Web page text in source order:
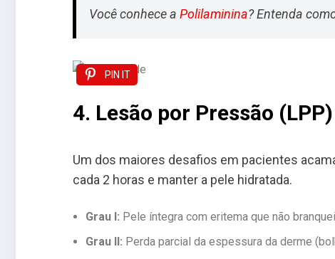
Você conhece a Polilaminina? Entenda
PIN IT
4. Lesão por Pressão
Um dos maiores desafios em pacientes
cada 2 horas e manter a pele hidratada.
Grau I: Pele íntegra com eritema que não
Grau II: Perda parcial da espessura da derme